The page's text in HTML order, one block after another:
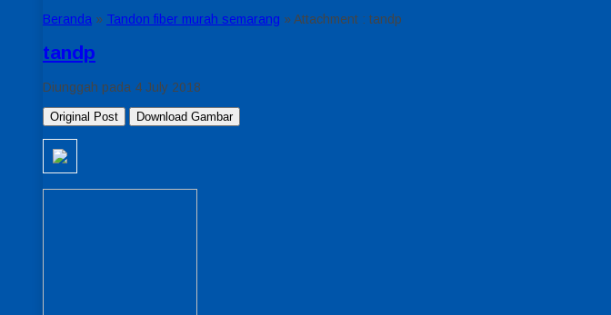
Beranda » Tandon fiber murah semarang » Attachment : tandp
tandp
Diunggah pada 4 July 2018
Original Post Download Gambar